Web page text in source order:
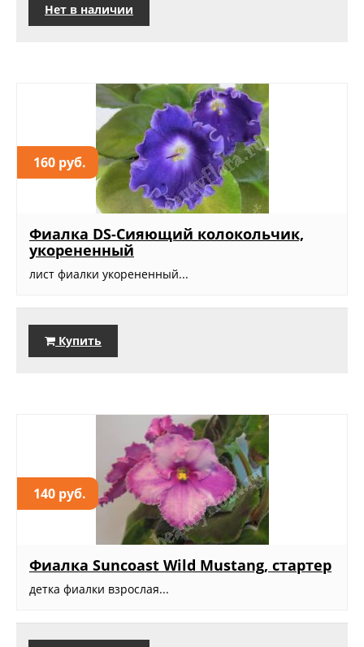
Нет в наличии
160 руб.
Фиалка DS-Сияющий колокольчик,
укорененный
лист фиалки укорененный...
Купить
140 руб.
Фиалка Suncoast Wild Mustang, стартер
детка фиалки взрослая...